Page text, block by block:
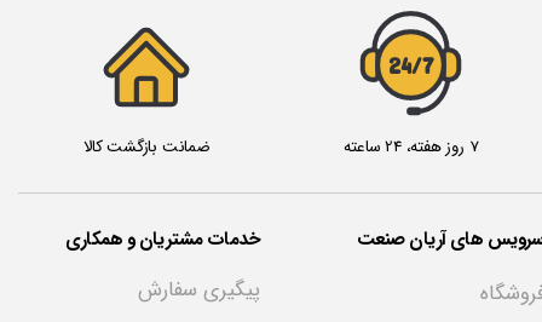
7 روز هفته، 24 ساعته ضمانت بازگشت کالا
های آریان صنعت خدمات مشتریان و همکاری
پیگیری سفارش
24/7